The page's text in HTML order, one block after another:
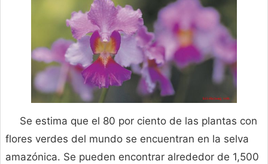
Se estima que el 80 por ciento de las plantas con
flores verdes del mundo se encuentran en la selva
amazónica. Se pueden encontrar alrededor de 1,500